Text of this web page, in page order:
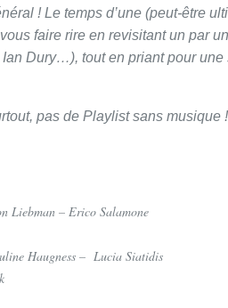
! Le temps d’une (peut-être
faire rire en revisitant un par
Ian Dury…), tout en priant pour
pas de Playlist sans musique !
Liebman – Erico Salamone
Haugness – Lucia Siatidis